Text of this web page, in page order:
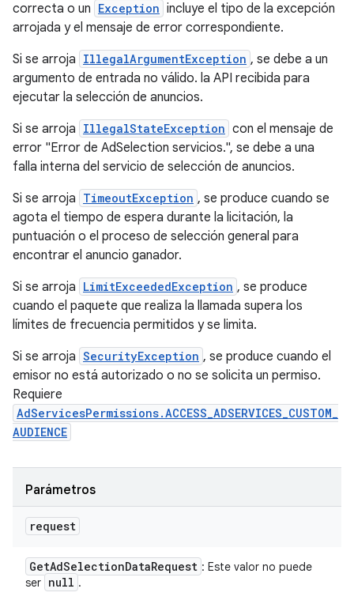
correcta o un Exception incluye el tipo de la excepción
arrojada y el mensaje de error correspondiente.
Si se arroja IllegalArgumentException , se debe a un
argumento de entrada no válido. la API recibida para
ejecutar la selección de anuncios.
Si se arroja IllegalStateException con el mensaje de
error "Error de AdSelection servicios.", se debe a una
falla interna del servicio de selección de anuncios.
Si se arroja TimeoutException , se produce cuando se
agota el tiempo de espera durante la licitación, la
puntuación o el proceso de selección general para
encontrar el anuncio ganador.
Si se arroja LimitExceededException , se produce
cuando el paquete que realiza la llamada supera los
límites de frecuencia permitidos y se limita.
Si se arroja SecurityException , se produce cuando el
emisor no está autorizado o no se solicita un permiso.
Requiere
AdServicesPermissions.ACCESS_ADSERVICES_CUSTOM_
AUDIENCE
Parámetros
request
GetAdSelectionDataRequest : Este valor no puede
ser null .